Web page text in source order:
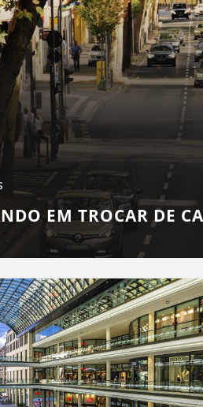
EM TROCAR DE